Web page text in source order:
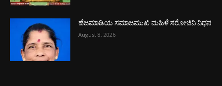
ಹೆಜಮಾಡಿಯ ಸಮಾಜಮುಖಿ ಮಹಿಳೆ ಸರೋಜಿನಿ ನಿಧನ
August 8, 2026